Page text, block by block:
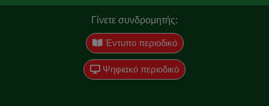
Γίνετε συνδρομητής:
Έντυπο περιοδικό
Ψηφιακό περιοδικό